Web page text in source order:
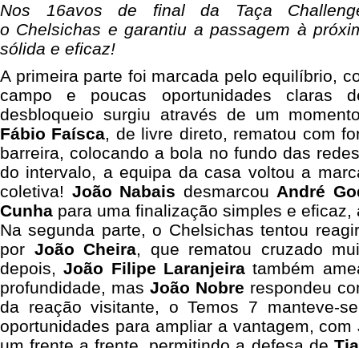
Nos 16avos de final da Taça
o Chelsichas e garantiu a passagem à
sólida e eficaz!
A primeira parte foi marcada pelo equilíbrio,
campo e poucas oportunidades claras
desbloqueio surgiu através de um
Fábio Faísca, de livre direto, rematou com
barreira, colocando a bola no fundo das
do intervalo, a equipa da casa voltou a
coletiva! João Nabais desmarcou André
Cunha para uma finalização simples e eficaz,
Na segunda parte, o Chelsichas tentou
por João Cheira, que rematou cruzado
depois,João Filipe Laranjeira também
profundidade, mas João Nobre respondeu
da reação visitante, o Temos 7 manteve-
oportunidades para ampliar a vantagem,